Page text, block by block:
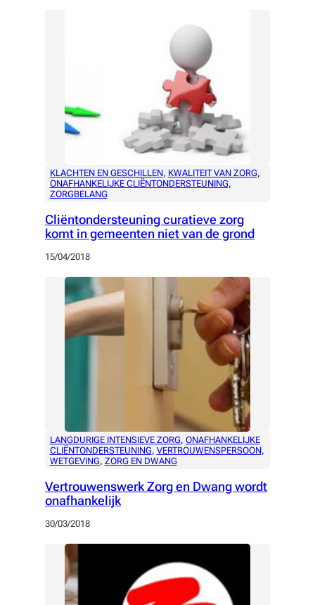
KLACHTEN EN GESCHILLEN, KWALITEIT VAN ZORG
ONAFHANKELIJKE CLIËNTONDERSTEUNING
ZORGBELANG
Cliëntondersteuning curatieve zorg
komt in gemeenten niet van de grond
15/04/2018
LANGDURIGE INTENSIEVE ZORG, ONAFHANKELIJKE
CLIËNTONDERSTEUNING, VERTROUWENSPERSOON
WETGEVING, ZORG EN DWANG
Vertrouwenswerk Zorg en Dwang wordt
onafhankelijk
30/03/2018